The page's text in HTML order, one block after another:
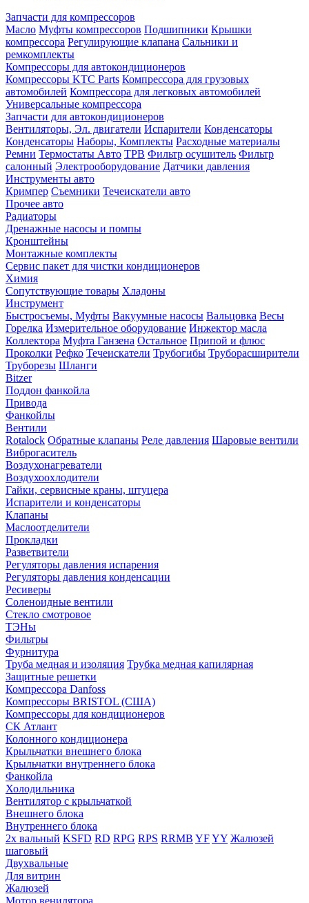
Запчасти для компрессоров
Масло Муфты компрессоров Подшипники Крышки
компрессора Регулирующие клапана Сальники и
ремкомплекты
Компрессоры для автокондиционеров
Компрессоры KTC Parts Компрессора для грузовых
автомобилей Компрессора для легковых автомобилей
Универсальные компрессора
Запчасти для автокондиционеров
Вентиляторы, Эл. двигатели Испарители Конденсаторы
Конденсаторы Наборы, Комплекты Расходные материалы
Ремни Термостаты Авто ТРВ Фильтр осушитель Фильтр
салонный Электрооборудование Датчики давления
Инструменты авто
Кримпер Съемники Течеискатели авто
Прочее авто
Радиаторы
Дренажные насосы и помпы
Кронштейны
Монтажные комплекты
Сервис пакет для чистки кондиционеров
Химия
Сопутствующие товары Хладоны
Инструмент
Быстросъемы, Муфты Вакуумные насосы Вальцовка Весы
Горелка Измерительное оборудование Инжектор масла
Коллектора Муфта Ганзена Остальное Припой и флюс
Проколки Рефко Течеискатели Трубогибы Труборасширители
Труборезы Шланги
Bitzer
Поддон фанкойла
Привода
Фанкойлы
Вентили
Rotalock Обратные клапаны Реле давления Шаровые вентили
Виброгаситель
Воздухонагреватели
Воздухоохлодители
Гайки, сервисные краны, штуцера
Испарители и конденсаторы
Клапаны
Маслоотделители
Прокладки
Разветвители
Регуляторы давления испарения
Регуляторы давления конденсации
Ресиверы
Соленоидные вентили
Стекло смотровое
ТЭНы
Фильтры
Фурнитура
Труба медная и изоляция Трубка медная капилярная
Защитные решетки
Компрессора Danfoss
Компрессоры BRISTOL (США)
Компрессоры для кондиционеров
СК Атлант
Колонного кондиционера
Крыльчатки внешнего блока
Крыльчатки внутреннего блока
Фанкойла
Холодильника
Вентилятор с крыльчаткой
Внешнего блока
Внутреннего блока
2х вальный KSFD RD RPG RPS RRMB YFYY Жалюзей
шаговый
Двухвальные
Для витрин
Жалюзей
Мотор венилятора